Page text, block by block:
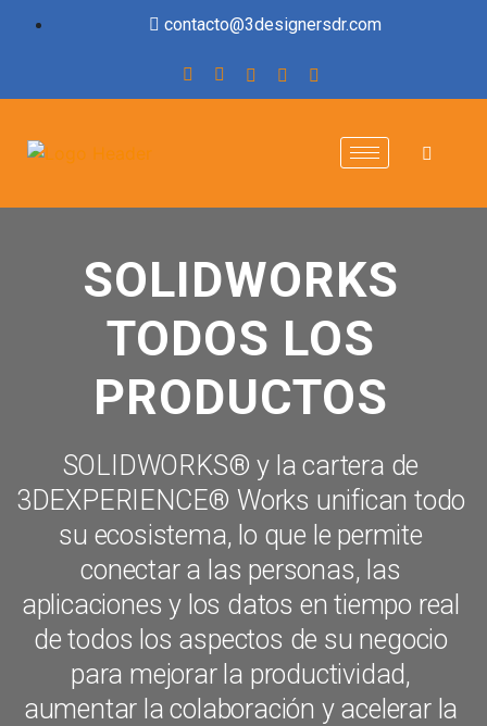
contacto@3designersdr.com
SOLIDWORKS
TODOS LOS
PRODUCTOS
SOLIDWORKS® y la cartera de
3DEXPERIENCE® Works unifican todo
su ecosistema, lo que le permite
conectar a las personas, las
aplicaciones y los datos en tiempo real
de todos los aspectos de su negocio
para mejorar la productividad,
aumentar la colaboración y acelerar la